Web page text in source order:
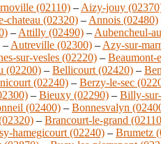
(02110) – Aizy-jouy
chateau (02320) – Annois (02480)
– Attilly (02490) – Aubencheul-
– Autreville (02300) – Azy-sur-
sur-vesles (02220) – Beaumont-
(02200) – Bellicourt (02420) –
(02240) – Berzy-le-sec
– Bieuxy (02290) – Billy-
(02400) – Bonnesvalyn
– Brancourt-le-grand
hamegicourt (02240) – Brumetz